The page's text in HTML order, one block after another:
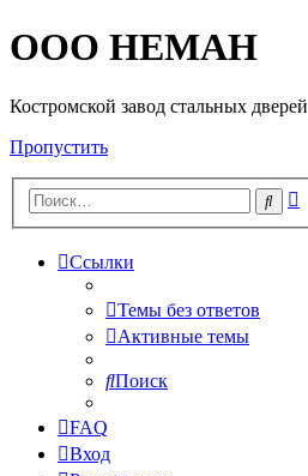
OOO HEMAH
Костромской завод стальных дверей
Пропустить
Поиск
Ссылки
Темы без ответов
Активные темы
Поиск
FAQ
Вход